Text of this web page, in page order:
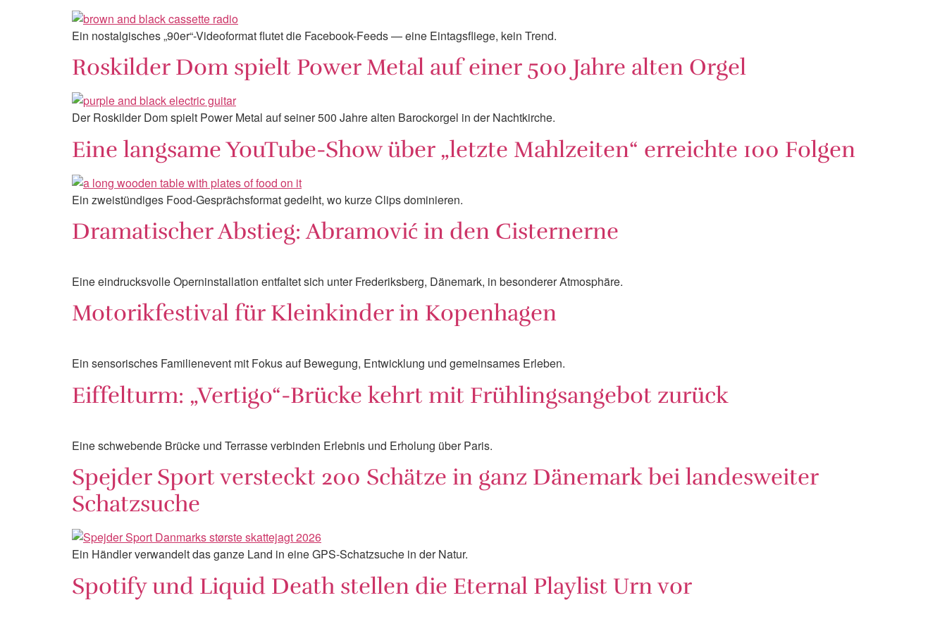
Ein nostalgisches „90er“-Videoformat flutet die Facebook-Feeds — eine Eintagsfliege, kein Trend.
Roskilder Dom spielt Power Metal auf einer 500 Jahre alten Orgel
Der Roskilder Dom spielt Power Metal auf seiner 500 Jahre alten Barockorgel in der Nachtkirche.
Eine langsame YouTube-Show über „letzte Mahlzeiten“ erreichte 100 Folgen
Ein zweistündiges Food-Gesprächsformat gedeiht, wo kurze Clips dominieren.
Dramatischer Abstieg: Abramović in den Cisternerne
Eine eindrucksvolle Operninstallation entfaltet sich unter Frederiksberg, Dänemark, in besonderer Atmosphäre.
Motorikfestival für Kleinkinder in Kopenhagen
Ein sensorisches Familienevent mit Fokus auf Bewegung, Entwicklung und gemeinsames Erleben.
Eiffelturm: „Vertigo“-Brücke kehrt mit Frühlingsangebot zurück
Eine schwebende Brücke und Terrasse verbinden Erlebnis und Erholung über Paris.
Spejder Sport versteckt 200 Schätze in ganz Dänemark bei landesweiter
Schatzsuche
Ein Händler verwandelt das ganze Land in eine GPS-Schatzsuche in der Natur.
Spotify und Liquid Death stellen die Eternal Playlist Urn vor